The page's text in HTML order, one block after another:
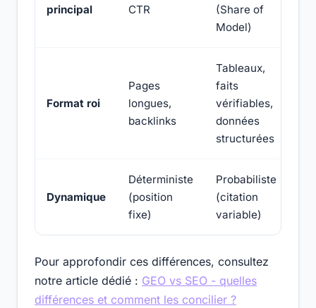
principal
CTR
(Share of
Model)
Format roi
Pages
longues,
backlinks
Tableaux,
faits
vérifiables,
données
structurées
Dynamique
Déterministe
(position
fixe)
Probabiliste
(citation
variable)
Pour approfondir ces différences, consultez
notre article dédié : GEO vs SEO - quelles
différences et comment les concilier ?